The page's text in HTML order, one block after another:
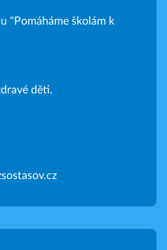
"Pomáháme školám k
děti.